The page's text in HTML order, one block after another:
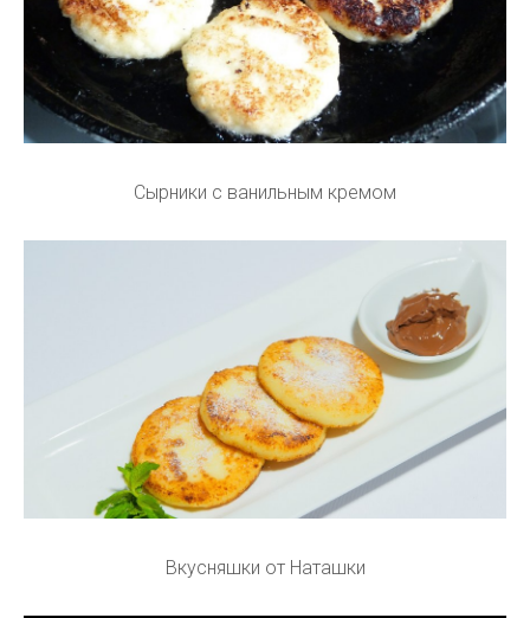
Сырники с ванильным кремом
Вкусняшки от Наташки